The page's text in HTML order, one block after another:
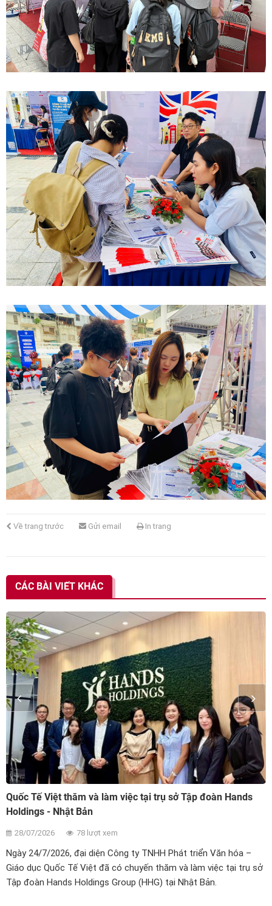
Về trang trước Gửi email In trang
CÁC BÀI VIẾT KHÁC
Quốc Tế Việt thăm và làm việc tại trụ sở Tập đoàn Hands
Holdings - Nhật Bản
28/07/2026 78 lượt xem
Ngày 24/7/2026, đại diện Công ty TNHH Phát triển Văn hóa –
Giáo dục Quốc Tế Việt đã có chuyến thăm và làm việc tại trụ sở
Tập đoàn Hands Holdings Group (HHG) tại Nhật Bản.